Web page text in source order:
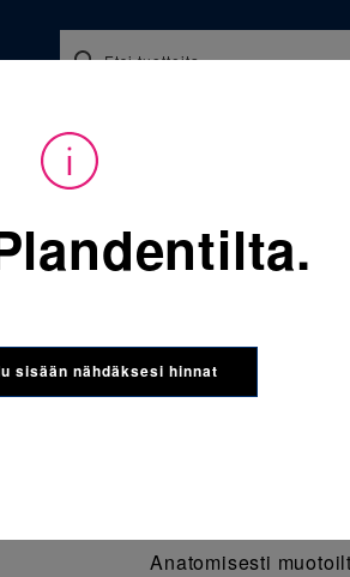
Ajankohtaista
Tarvitsetko tunnukset verkkokauppaan?
Sijainti:Tarvikkeet /
067-843-952-172
3M UNITEK
067-843-
yläleuka
Anatomisesti
sisään nähdäksesi hinnat